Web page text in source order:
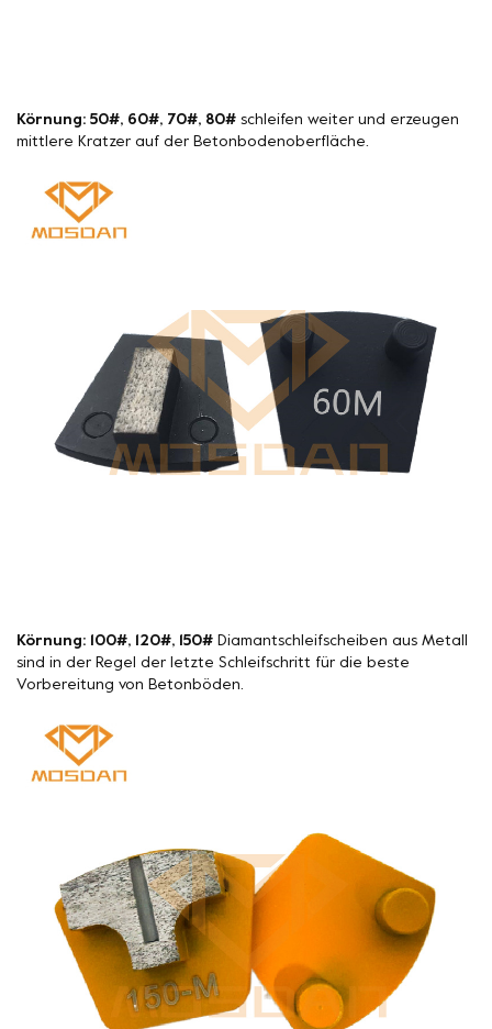
Körnung: 50#, 60#, 70#, 80# schleifen weiter und erzeugen
mittlere Kratzer auf der Betonbodenoberfläche.
Körnung: 100#, 120#, 150#
Diamantschleifscheiben aus Metall
sind in der Regel der letzte Schleifschritt für die beste
Vorbereitung von Betonböden.